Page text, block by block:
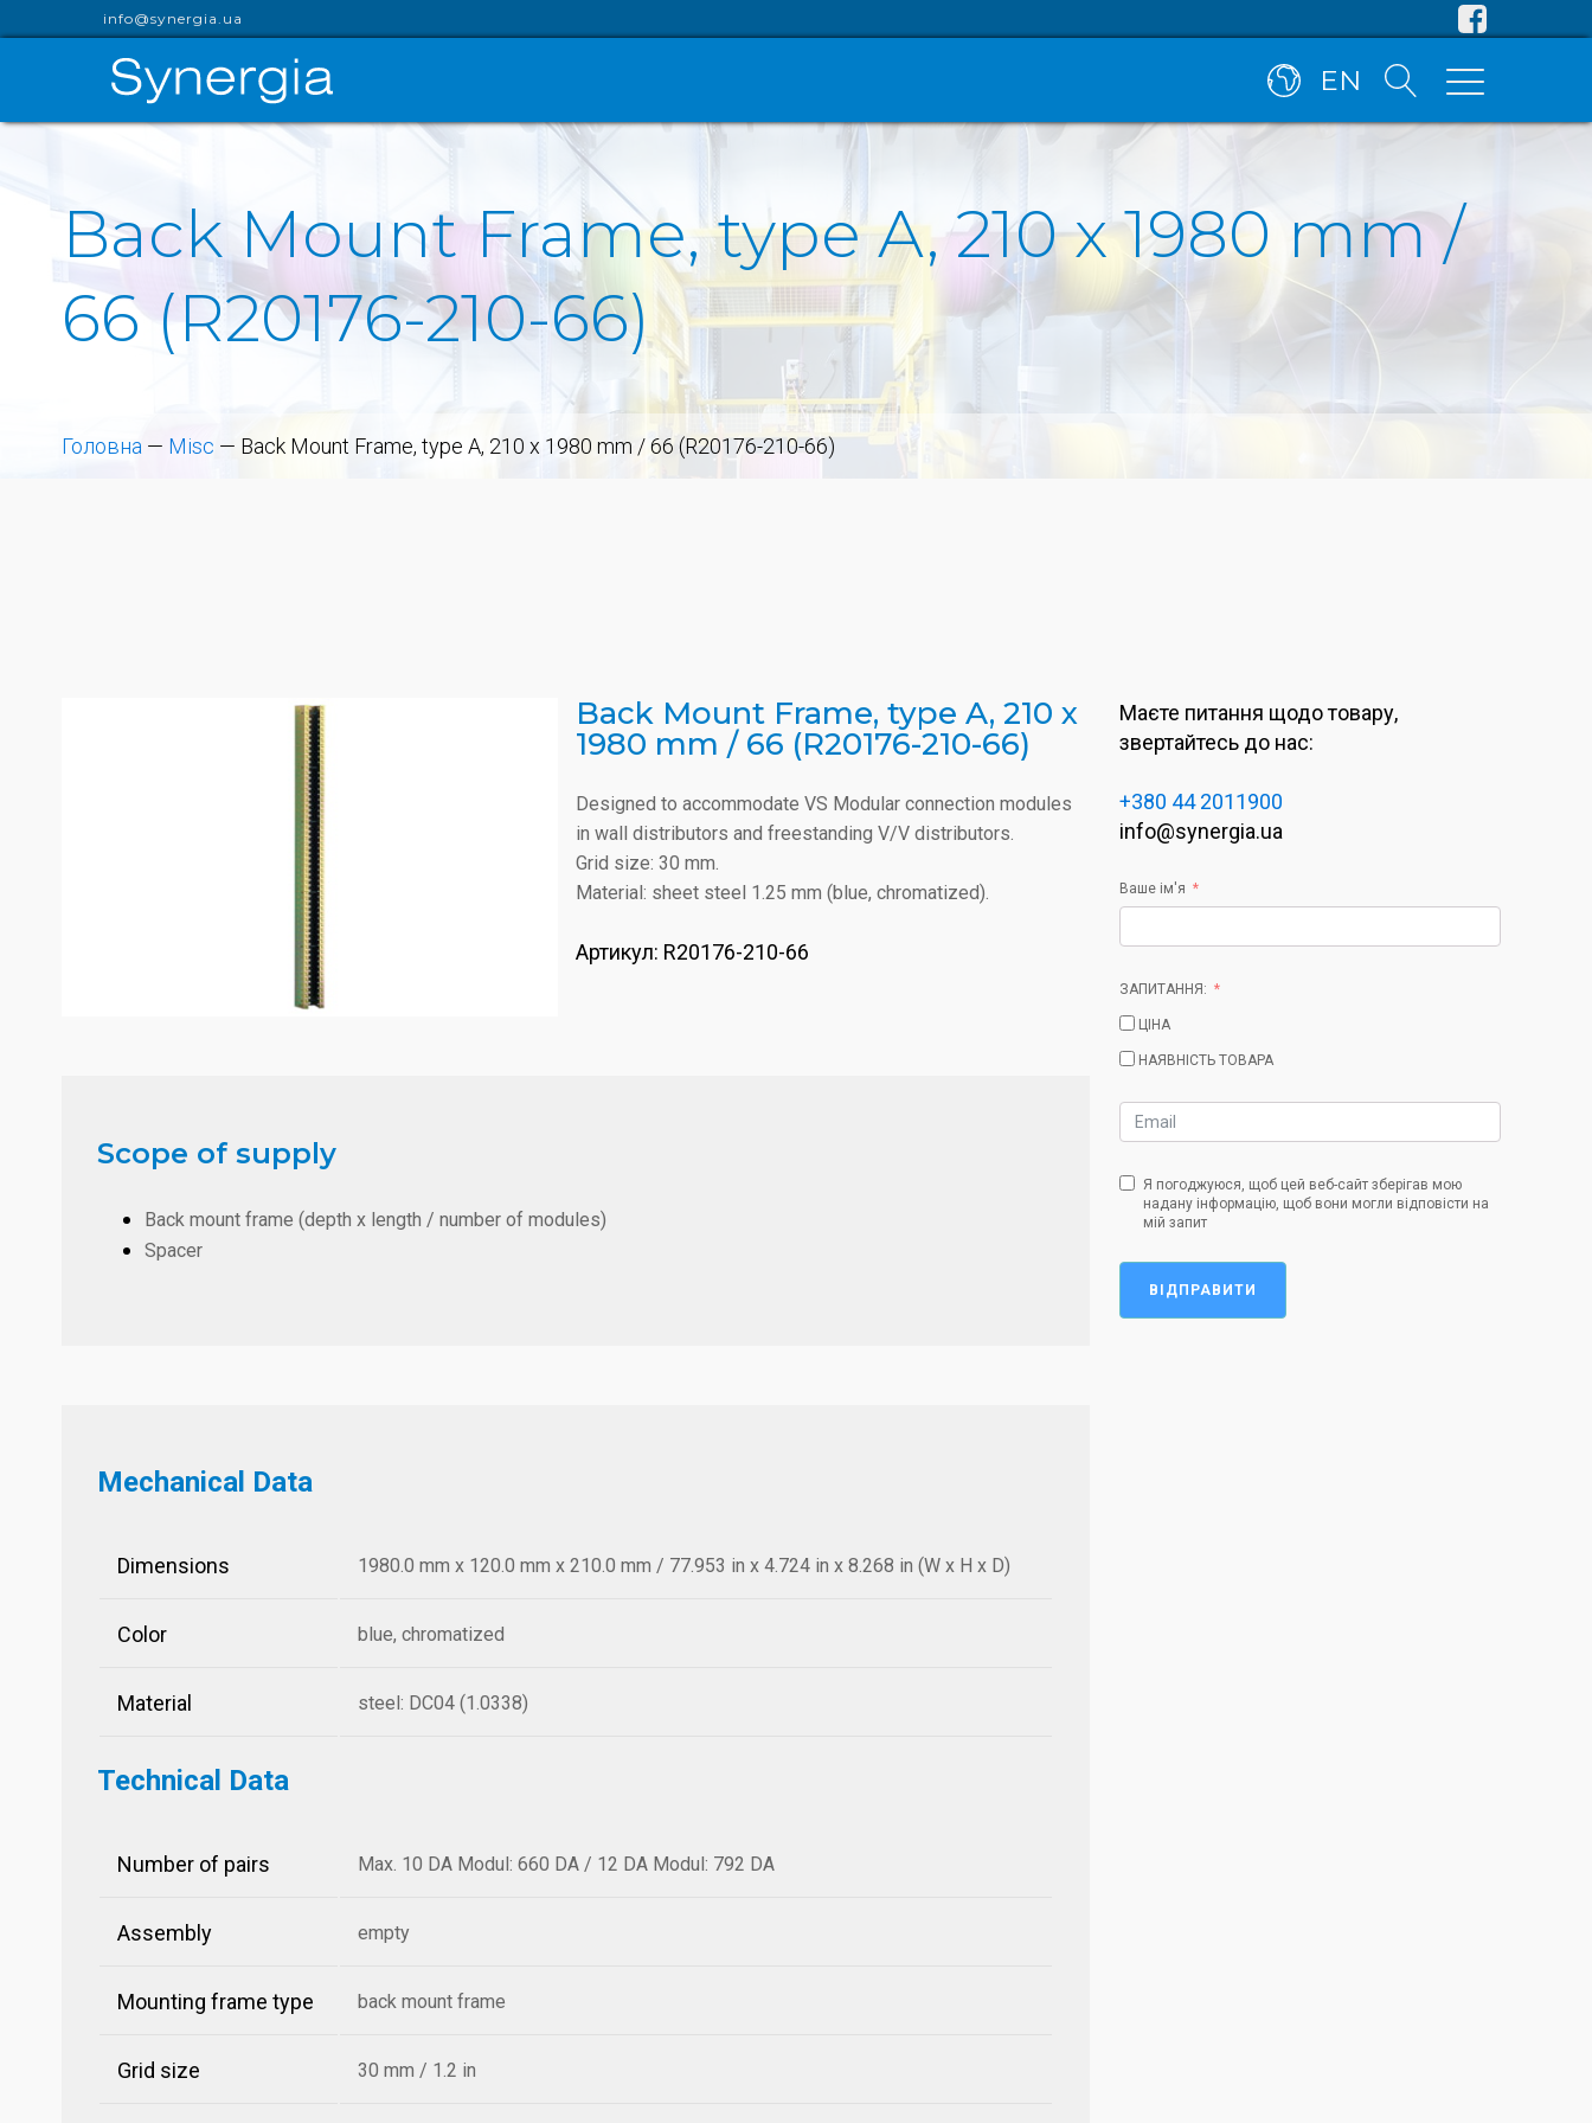
info@synergia.ua
EN
Back Mount Frame, type A, 210 x 1980 mm /
66 (R20176-210-66)
Головна — Misc — Back Mount Frame, type A, 210 x 1980 mm / 66 (R20176-210-66)
Back Mount Frame, type A, 210 x
1980 mm / 66 (R20176-210-66)
Designed to accommodate VS Modular connection modules
in wall distributors and freestanding V/V distributors.
Grid size: 30 mm.
Material: sheet steel 1.25 mm (blue, chromatized).
Артикул: R20176-210-66
Scope of supply
Back mount frame (depth x length / number of modules)
Spacer
Mechanical Data
Dimensions 1980.0 mm x 120.0 mm x 210.0 mm / 77.953 in x 4.724 in x 8.268 in (W x H x D)
Color blue, chromatized
Material steel: DC04 (1.0338)
Technical Data
Number of pairs Max. 10 DA Modul: 660 DA / 12 DA Modul: 792 DA
Assembly empty
Mounting frame type back mount frame
Grid size 30 mm / 1.2 in
Маєте питання щодо товару,
звертайтесь до нас:
+380 44 2011900
info@synergia.ua
Ваше ім'я
ЗАПИТАННЯ:
ЦІНА
НАЯВНІСТЬ ТОВАРА
Я погоджуюся, щоб цей веб-сайт зберігав мою
надану інформацію, щоб вони могли відповісти на
мій запит
ВІДПРАВИТИ